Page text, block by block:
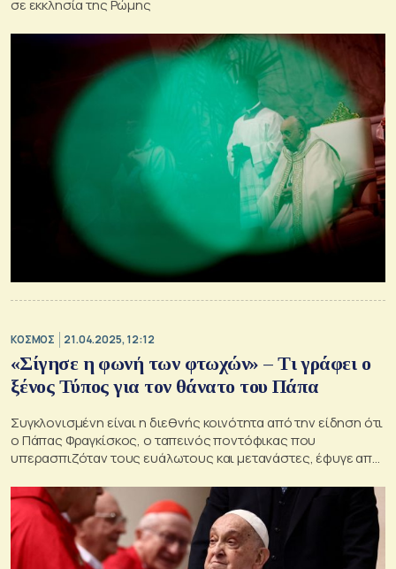
σε εκκλησία της Ρώμης
ΚΟΣΜΟΣ 21.04.2025, 12:12
«Σίγησε η φωνή των φτωχών» – Τι γράφει ο
ξένος Τύπος για τον θάνατο του Πάπα
Συγκλονισμένη είναι η διεθνής κοινότητα από την είδηση ότι
ο Πάπας Φραγκίσκος, ο ταπεινός ποντόφικας που
υπερασπιζόταν τους ευάλωτους και μετανάστες, έφυγε από